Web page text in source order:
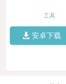
工具
安卓下载